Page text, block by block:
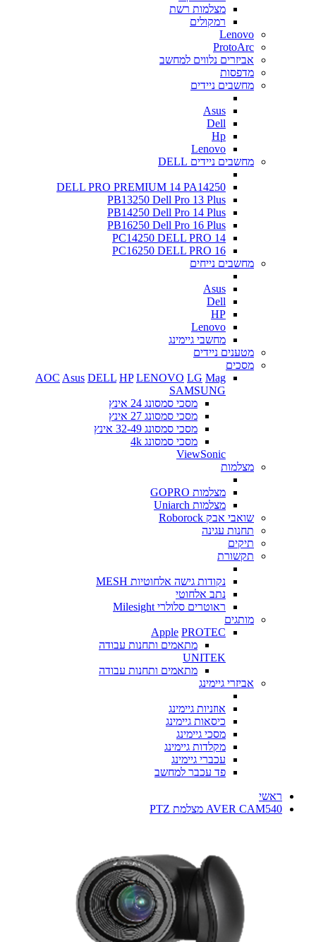
מצלמות רשת
רמקולים
Lenovo
ProtoArc
אביזרים נלווים למחשב
מדפסות
מחשבים ניידים
Asus
Dell
Hp
Lenovo
מחשבים ניידים DELL
DELL PRO PREMIUM 14 PA14250
PB13250 Dell Pro 13 Plus
PB14250 Dell Pro 14 Plus
PB16250 Dell Pro 16 Plus
PC14250 DELL PRO 14
PC16250 DELL PRO 16
מחשבים נייחים
Asus
Dell
HP
Lenovo
מחשבי גיימינג
מטענים ניידים
מסכים
AOC Asus DELL HP LENOVO LG Mag
SAMSUNG
מסכי סמסונג 24 אינץ
מסכי סמסונג 27 אינץ
מסכי סמסונג 32-49 אינץ
מסכי סמסונג 4k
ViewSonic
מצלמות
מצלמות GOPRO
מצלמות Uniarch
שואבי אבק Roborock
תחנות עגינה
תיקים
תקשורת
נקודות גישה אלחוטיות MESH
נתב אלחוטי
ראוטרים סלולרי Milesight
מותגים
Apple PROTEC
מתאמים ותחנות עבודה
UNITEK
מתאמים ותחנות עבודה
אביזרי גיימינג
אוזניות גיימינג
כיסאות גיימינג
מסכי גיימינג
מקלדות גיימינג
עכברי גיימינג
פד עכבר למחשב
ראשי
AVER CAM540 מצלמת PTZ